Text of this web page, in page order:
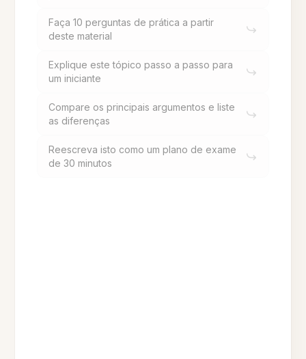
Faça 10 perguntas de prática a partir
deste material
Explique este tópico passo a passo para
um iniciante
Compare os principais argumentos e liste
as diferenças
Reescreva isto como um plano de exame
de 30 minutos